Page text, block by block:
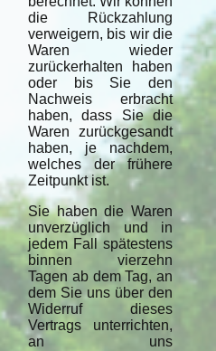
die Rückzahlung
verweigern, bis wir die
Waren wieder
zurückerhalten haben
oder bis Sie den
Nachweis erbracht
haben, dass Sie die
Waren zurückgesandt
haben, je nachdem,
welches der frühere
Zeitpunkt ist.
Sie haben die Waren
unverzüglich und in
jedem Fall spätestens
binnen vierzehn
Tagen ab dem Tag, an
dem Sie uns über den
Widerruf dieses
Vertrags unterrichten,
an uns